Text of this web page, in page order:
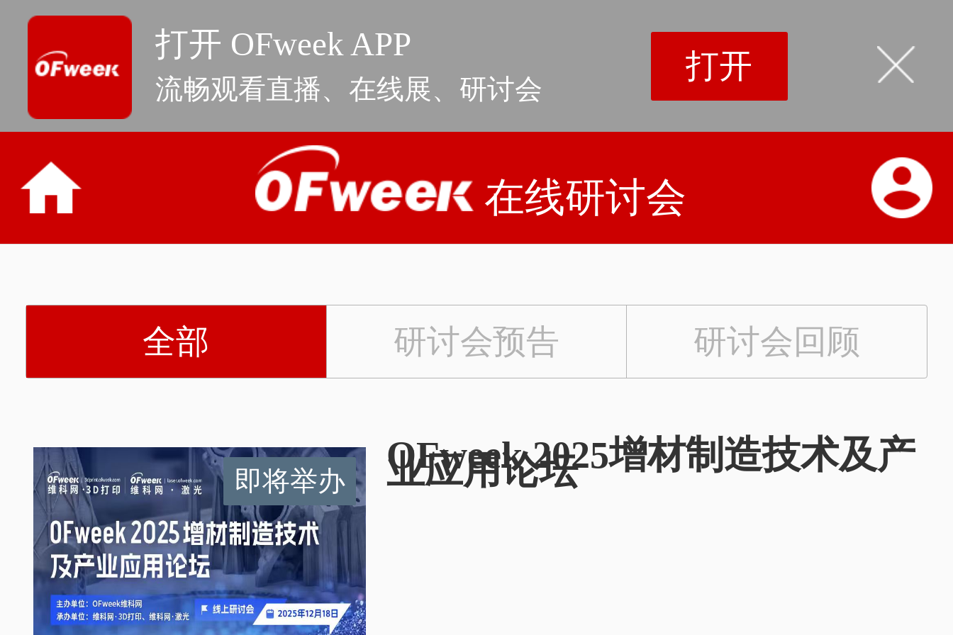
打开 OFweek APP
流畅观看直播、在线展、研讨会
打开
在线研讨会
全部 研讨会预告 研讨会回顾
即将举办
OFweek 2025增材制造技术及产
业应用论坛